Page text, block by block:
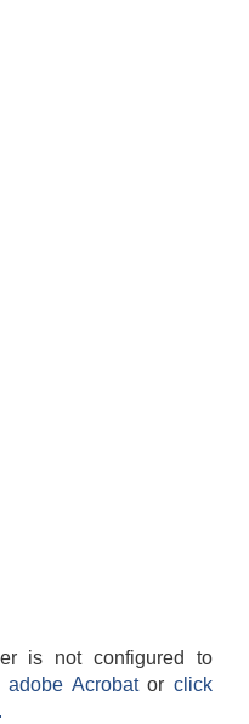
is not configured to
adobe Acrobatorclick